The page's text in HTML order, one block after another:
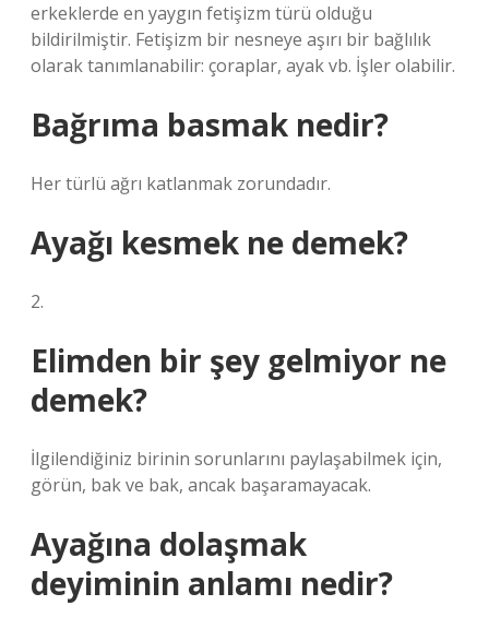
erkeklerde en yaygın fetişizm türü olduğu
bildirilmiştir. Fetişizm bir nesneye aşırı bir bağlılık
olarak tanımlanabilir: çoraplar, ayak vb. İşler olabilir.
Bağrıma basmak nedir?
Her türlü ağrı katlanmak zorundadır.
Ayağı kesmek ne demek?
2.
Elimden bir şey gelmiyor ne
demek?
İlgilendiğiniz birinin sorunlarını paylaşabilmek için,
görün, bak ve bak, ancak başaramayacak.
Ayağına dolaşmak
deyiminin anlamı nedir?